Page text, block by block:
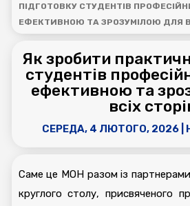
ПІДГОТОВКУ СТУДЕНТІВ
ЕФЕКТИВНОЮ ТА ЗРОЗУМІЛОЮ ДЛЯ
Як зробити
студентів
ефективною та
всіх
СЕРЕДА, 4 ЛЮТОГО, 2026
Саме це МОН разом із
круглого столу, присвяченого